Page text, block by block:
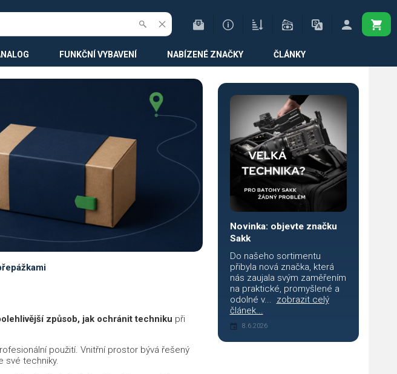
FUNKČNÍ VYBAVENÍ NABÍZENÉ ZNAČKY ČLÁNKY
Novinka: objevte značku
Sakk
Do našeho sortimentu
přibyla nová značka, která
nás zaujala svým zaměřením
na praktické, promyšlené a
odolné v... zobrazit celý
článek...
8.6.2026
způsob, jak ochránit techniku při
použití. Vnitřní prostor bývá řešený
své techniky.